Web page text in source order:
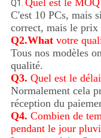
Q1. Quel est le
C'est 10 PCs, mais
correct, mais le prix
Q2.Whatvotre
Tous nos modèles
qualité.
Q3. Quel est le
Normalement cela
réception du
Q4. Combien de
pendant le jour